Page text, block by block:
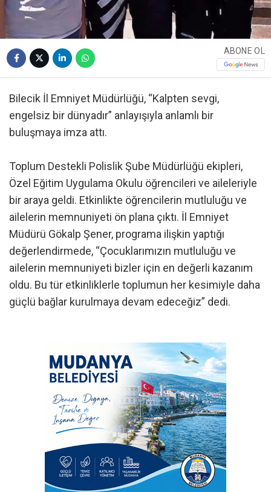
ABONE OL
Bilecik İl Emniyet Müdürlüğü, “Kalpten sevgi,
engelsiz bir dünyadır” anlayışıyla anlamlı bir
buluşmaya imza attı.
Toplum Destekli Polislik Şube Müdürlüğü ekipleri,
Özel Eğitim Uygulama Okulu öğrencileri ve aileleriyle
bir araya geldi. Etkinlikte öğrencilerin mutluluğu ve
ailelerin memnuniyeti ön plana çıktı. İl Emniyet
Müdürü Gökalp Şener, programa ilişkin yaptığı
değerlendirmede, “Çocuklarımızın mutluluğu ve
ailelerin memnuniyeti bizler için en değerli kazanım
oldu. Bu tür etkinliklerle toplumun her kesimiyle daha
güçlü bağlar kurulmaya devam edeceğiz” dedi.